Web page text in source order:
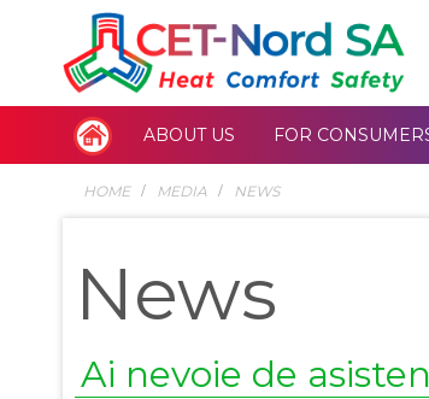
ABOUT US FOR
HOME MEDIA NEWS
News
Ai nevoie de